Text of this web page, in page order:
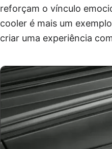
reforçam o vínculo
cooler é mais um
criar uma experiência